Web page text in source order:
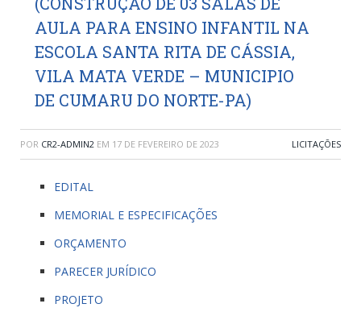
AULA PARA ENSINO INFANTIL NA
ESCOLA SANTA RITA DE CÁSSIA,
VILA MATA VERDE – MUNICIPIO
DE CUMARU DO NORTE-PA)
POR CR2-ADMIN2 EM 17 DE FEVEREIRO DE 2023 LICITAÇÕES
EDITAL
MEMORIAL E ESPECIFICAÇÕES
ORÇAMENTO
PARECER JURÍDICO
PROJETO